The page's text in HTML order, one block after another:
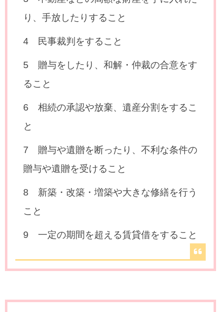
り、手放したりすること
4 民事裁判をすること
5 贈与をしたり、和解・仲裁の合意をす
ること
6 相続の承認や放棄、遺産分割をするこ
と
7 贈与や遺贈を断ったり、不利な条件の
贈与や遺贈を受けること
8 新築・改築・増築や大きな修繕を行う
こと
9 一定の期間を超える賃貸借をすること